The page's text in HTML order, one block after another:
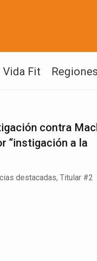
Vida Fit
contra
“instigación a la
destacadas, Titular #2